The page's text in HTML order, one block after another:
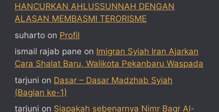
HANCURKAN AHLUSSUNNAH DENGAN
ALASAN MEMBASMI TERORISME
suharto on Profil
ismail rajab pane on Imigran Syiah Iran Ajarkan
Cara Shalat Baru, Walikota Pekanbaru Waspada
tarjuni on Dasar – Dasar Madzhab Syiah
(Bagian ke-1)
tarjuni on Siapakah sebenarnya Nimr Baqr Al-